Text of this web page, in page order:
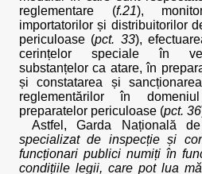
reglementare (f.21),
importatorilor și distribuitorilor
periculoase (pct. 33),
cerințelor speciale în
substanțelor ca atare, în
și constatarea și
reglementărilor în
preparatelor periculoase (pct. 36
Astfel, Garda Națională
specializat de inspecție și
funcționari publici numiți în
condițiile legii, care pot lua